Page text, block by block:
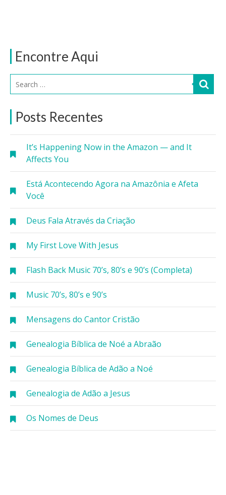
Encontre Aqui
Posts Recentes
It’s Happening Now in the Amazon — and It
Affects You
Está Acontecendo Agora na Amazônia e Afeta
Você
Deus Fala Através da Criação
My First Love With Jesus
Flash Back Music 70’s, 80’s e 90’s (Completa)
Music 70’s, 80’s e 90’s
Mensagens do Cantor Cristão
Genealogia Bíblica de Noé a Abraão
Genealogia Bíblica de Adão a Noé
Genealogia de Adão a Jesus
Os Nomes de Deus